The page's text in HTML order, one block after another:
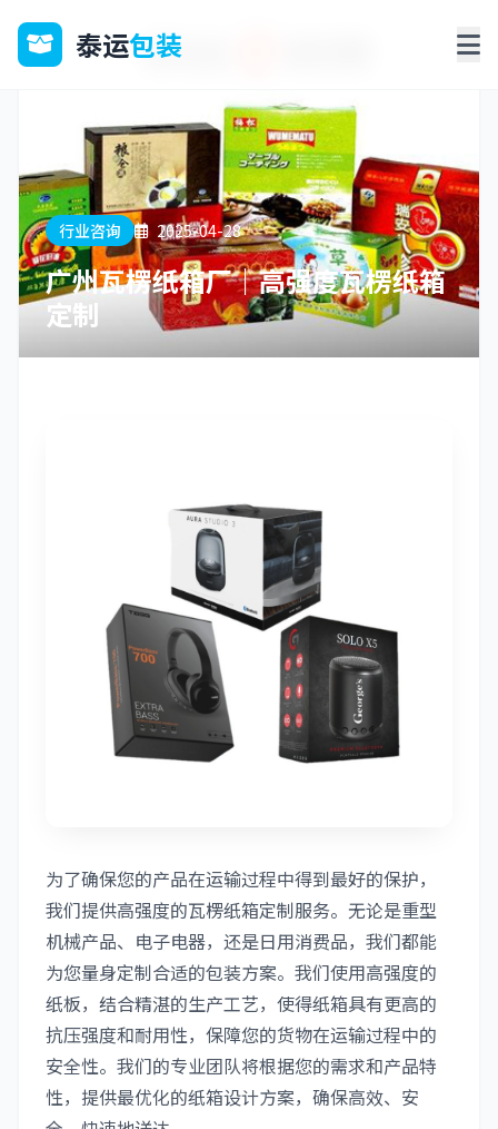
泰运包装
行业咨询 2025-04-28
广州瓦楞纸箱厂｜高强度瓦楞纸箱
定制
为了确保您的产品在运输过程中得到最好的保护，
我们提供高强度的瓦楞纸箱定制服务。无论是重型
机械产品、电子电器，还是日用消费品，我们都能
为您量身定制合适的包装方案。我们使用高强度的
纸板，结合精湛的生产工艺，使得纸箱具有更高的
抗压强度和耐用性，保障您的货物在运输过程中的
安全性。我们的专业团队将根据您的需求和产品特
性，提供最优化的纸箱设计方案，确保高效、安